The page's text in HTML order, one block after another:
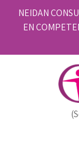
NEIDAN
EN